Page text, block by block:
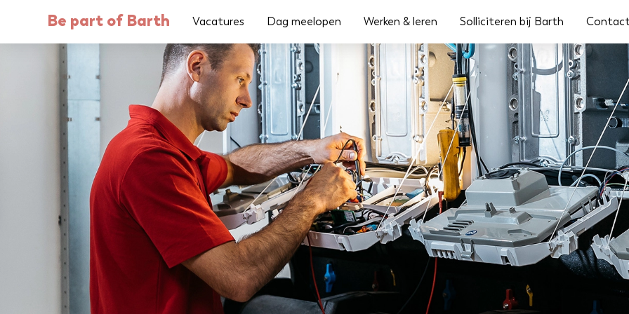
Be part of Barth Vacatures Dag meelopen Werken & leren Solliciteren bij Barth